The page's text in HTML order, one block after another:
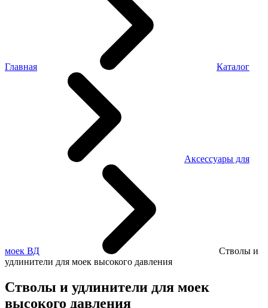
Главная Каталог
Аксессуары для
моек ВД
Стволы и
удлинители для моек высокого давления
Стволы и удлинители для моек
высокого давления